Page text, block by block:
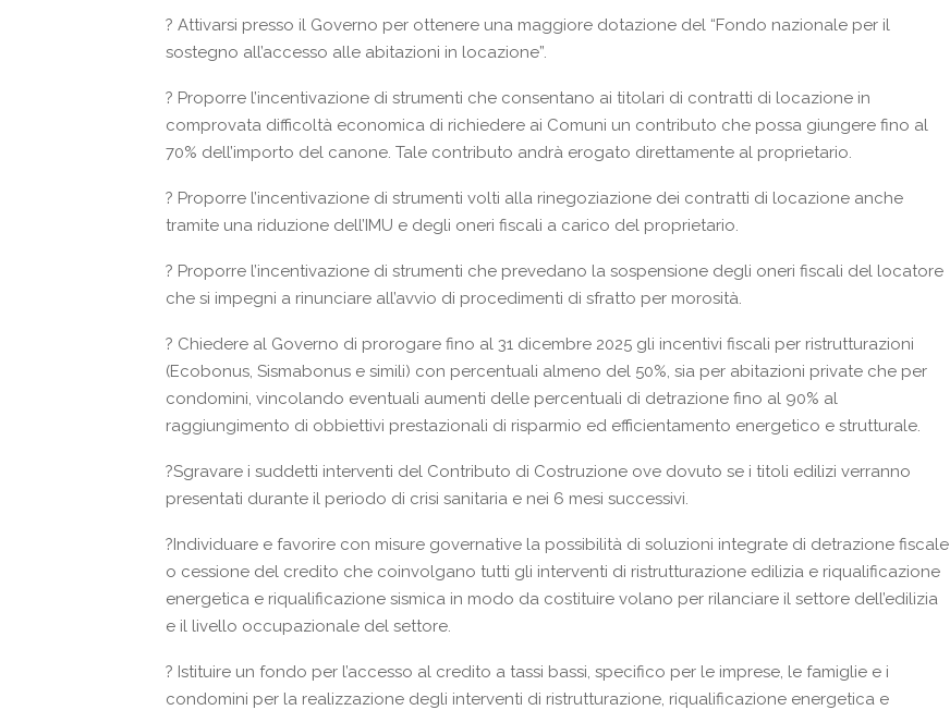
? Attivarsi presso il Governo per ottenere una maggiore dotazione del “Fondo nazionale per il
sostegno all’accesso alle abitazioni in locazione”.
? Proporre l’incentivazione di strumenti che consentano ai titolari di contratti di locazione in
comprovata difficoltà economica di richiedere ai Comuni un contributo che possa giungere fino al
70% dell’importo del canone. Tale contributo andrà erogato direttamente al proprietario.
? Proporre l’incentivazione di strumenti volti alla rinegoziazione dei contratti di locazione anche
tramite una riduzione dell’IMU e degli oneri fiscali a carico del proprietario.
? Proporre l’incentivazione di strumenti che prevedano la sospensione degli oneri fiscali del locatore
che si impegni a rinunciare all’avvio di procedimenti di sfratto per morosità.
? Chiedere al Governo di prorogare fino al 31 dicembre 2025 gli incentivi fiscali per ristrutturazioni
(Ecobonus, Sismabonus e simili) con percentuali almeno del 50%, sia per abitazioni private che per
condomini, vincolando eventuali aumenti delle percentuali di detrazione fino al 90% al
raggiungimento di obbiettivi prestazionali di risparmio ed efficientamento energetico e strutturale.
?Sgravare i suddetti interventi del Contributo di Costruzione ove dovuto se i titoli edilizi verranno
presentati durante il periodo di crisi sanitaria e nei 6 mesi successivi.
?Individuare e favorire con misure governative la possibilità di soluzioni integrate di detrazione fiscale
o cessione del credito che coinvolgano tutti gli interventi di ristrutturazione edilizia e riqualificazione
energetica e riqualificazione sismica in modo da costituire volano per rilanciare il settore dell’edilizia
e il livello occupazionale del settore.
? Istituire un fondo per l’accesso al credito a tassi bassi, specifico per le imprese, le famiglie e i
condomini per la realizzazione degli interventi di ristrutturazione, riqualificazione energetica e